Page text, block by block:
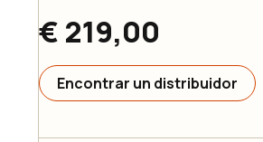
€ 219,00
Encontrar un distribuidor